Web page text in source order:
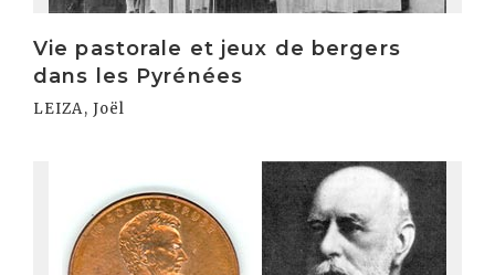
Vie pastorale et jeux de bergers
dans les Pyrénées
LEIZA, Joël